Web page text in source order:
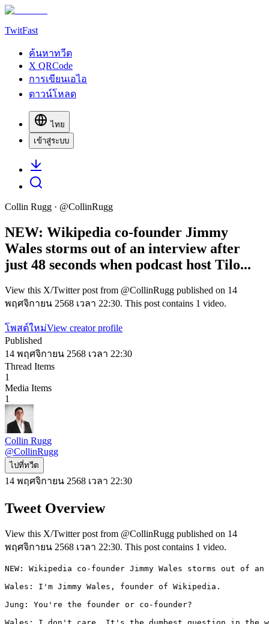
TwitFast
ค้นหาทวีต
X QRCode
การเขียนเอไอ
ดาวน์โหลด
ไทย
เข้าสู่ระบบ
Collin Rugg · @CollinRugg
NEW: Wikipedia co-founder Jimmy
Wales storms out of an interview after
just 48 seconds when podcast host Tilo...
View this X/Twitter post from @CollinRugg published on 14
พฤศจิกายน 2568 เวลา 22:30. This post contains 1 video.
โพสต์ใหม่View creator profile
Published
14 พฤศจิกายน 2568 เวลา 22:30
Thread Items
1
Media Items
1
Collin Rugg
@CollinRugg
ไปที่ทวีต
14 พฤศจิกายน 2568 เวลา 22:30
Tweet Overview
View this X/Twitter post from @CollinRugg published on 14
พฤศจิกายน 2568 เวลา 22:30. This post contains 1 video.
NEW: Wikipedia co-founder Jimmy Wales storms out
Wales: I'm Jimmy Wales, founder of Wikipedia.
Jung: You're the founder or co-founder?